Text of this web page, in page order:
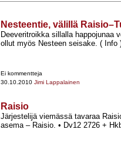
Nesteentie, välillä
Deeveritroikka sillalla happojunaa
ollut myös Nesteen seisake. ( Info
Ei kommentteja
30.10.2010 Jimi Lappalainen
Raisio
Järjestelijä viemässä tavaraa
asema – Raisio. • Dv12 2726 +​